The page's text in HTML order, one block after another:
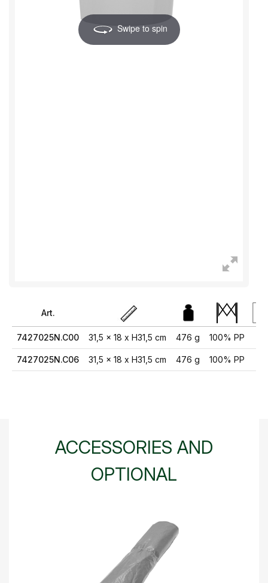
Swipe to spin
Art.
7427025N.C00 31,5 x 18 x H31,5 cm 476 g 100% PP
7427025N.C06 31,5 x 18 x H31,5 cm 476 g 100% PP
ACCESSORIES AND
OPTIONAL